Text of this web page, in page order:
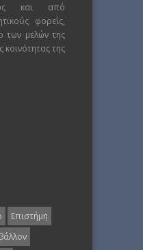
και από
φορείς,
των μελών της
κοινότητας της
Επιστήμη